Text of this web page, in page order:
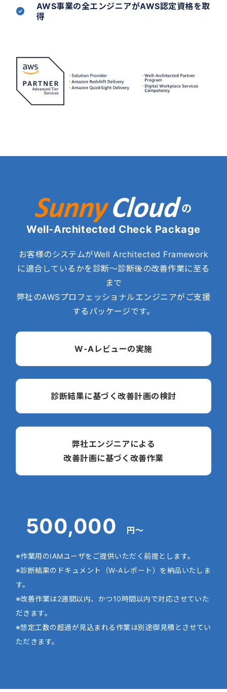
AWS事業の全エンジニアがAWS認定資格を取
得
の
Well-Architected Check Package
お客様のシステムがWell Architected Framework
に適合しているかを診断～診断後の改善作業に至る
まで
弊社のAWSプロフェッショナルエンジニアがご支援
するパッケージです。
W-Aレビューの実施
診断結果に基づく改善計画の検討
弊社エンジニアによる
改善計画に基づく改善作業
500,000 円～
※作業用のIAMユーザをご提供いただく前提とします。
※診断結果のドキュメント（W-Aレポート）を納品いたしま
す。
※改善作業は2週間以内、かつ10時間以内で対応させていた
だきます。
※想定工数の超過が見込まれる作業は別途御見積とさせてい
ただきます。